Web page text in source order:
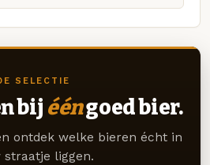
SELECTIE
bij ééngoed bier.
ontdek welke bieren écht in
straatje liggen.